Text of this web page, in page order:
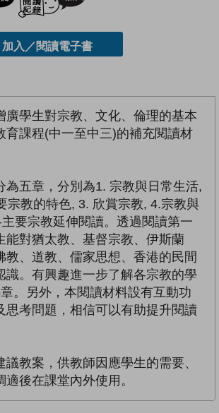
加入／閱讀電子書
廣學生對宗教、文化、倫理的基本
育課程(中一至中三)的補充閱讀材
為五章，分別為1. 宗教與日常生活,
宗教的特色, 3. 欣賞宗教, 4.宗教與
要宗教延伸閱讀。透過閱讀第一
能對猶太教、基督宗教、伊斯蘭
教、道教、儒家思想、香港的民間
識。有興趣進一步了解各宗教的學
。另外，本閱讀材料設有互動功
思考問題，相信可以有助提升閱讀
教案，供教師因應學生的需要、
後在課堂內外使用。